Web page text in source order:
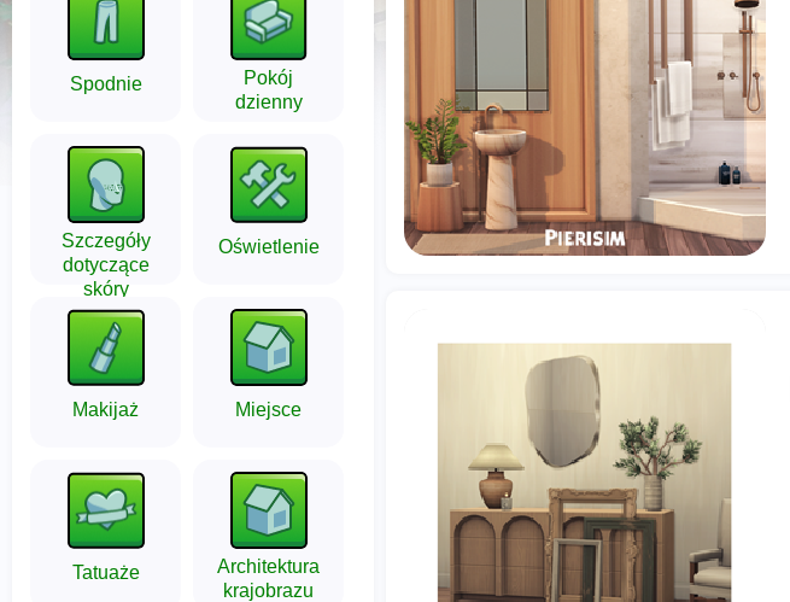
Spodnie
Pokój
dzienny
Szczegóły
dotyczące
skóry
Oświetlenie
Makijaż Miejsce
Tatuaże
Architektura
krajobrazu